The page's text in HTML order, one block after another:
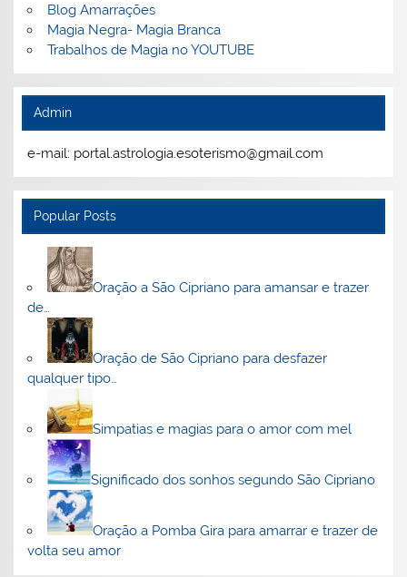
Blog Amarrações
Magia Negra- Magia Branca
Trabalhos de Magia no YOUTUBE
Admin
e-mail: portal.astrologia.esoterismo@gmail.com
Popular Posts
Oração a São Cipriano para amansar e trazer
de…
Oração de São Cipriano para desfazer
qualquer tipo…
Simpatias e magias para o amor com mel
Significado dos sonhos segundo São Cipriano
Oração a Pomba Gira para amarrar e trazer de
volta seu amor